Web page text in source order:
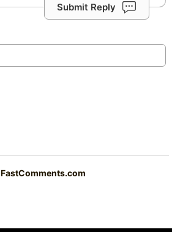
Submit Reply
FastComments.com